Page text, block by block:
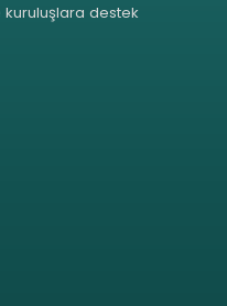
destek